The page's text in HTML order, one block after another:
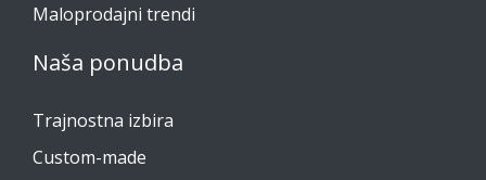
Maloprodajni trendi
Naša ponudba
Trajnostna izbira
Custom-made